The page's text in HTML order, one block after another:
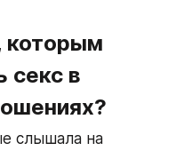
которым
секс в
слышала на